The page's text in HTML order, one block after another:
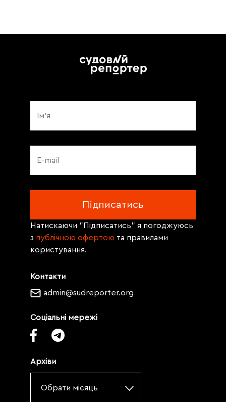
Контакти
admin@sudreporter.org
Соціальні мережі
Архіви
Обрати місяць
Натискаючи "Підписатись" я погоджуюсь
з публічною офертою та правилами
користування.